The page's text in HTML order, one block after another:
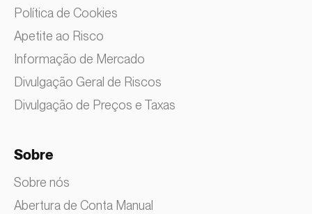
Política de Cookies
Apetite ao Risco
Informação de Mercado
Divulgação Geral de Riscos
Divulgação de Preços e Taxas
Sobre
Sobre nós
Abertura de Conta Manual